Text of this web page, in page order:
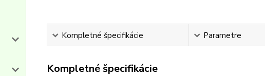
Kompletné špecifikácie Parametre
Kompletné špecifikácie